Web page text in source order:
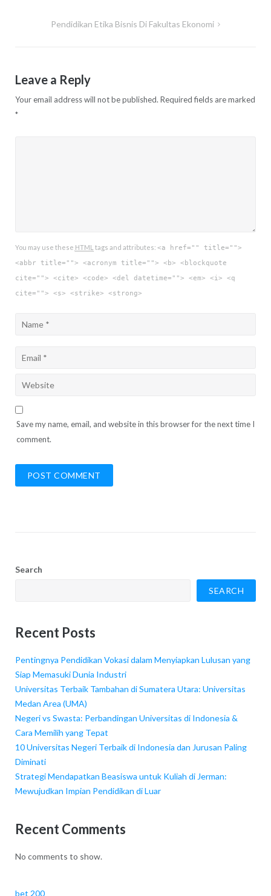
Pendidikan Etika Bisnis Di Fakultas Ekonomi
Leave a Reply
Your email address will not be published. Required fields are marked
*
You may use these HTML tags and attributes: <a href="" title="">
<abbr title=""> <acronym title=""> <b> <blockquote
cite=""> <cite> <code> <del datetime=""> <em> <i> <q
cite=""> <s> <strike> <strong>
Save my name, email, and website in this browser for the next time I
comment.
Search
SEARCH
Recent Posts
Pentingnya Pendidikan Vokasi dalam Menyiapkan Lulusan yang
Siap Memasuki Dunia Industri
Universitas Terbaik Tambahan di Sumatera Utara: Universitas
Medan Area (UMA)
Negeri vs Swasta: Perbandingan Universitas di Indonesia &
Cara Memilih yang Tepat
10 Universitas Negeri Terbaik di Indonesia dan Jurusan Paling
Diminati
Strategi Mendapatkan Beasiswa untuk Kuliah di Jerman:
Mewujudkan Impian Pendidikan di Luar
Recent Comments
No comments to show.
bet 200